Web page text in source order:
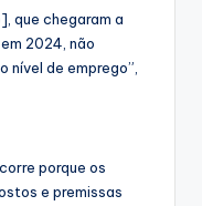
que chegaram a
em 2024, não
nível de emprego”,
porque os
e premissas